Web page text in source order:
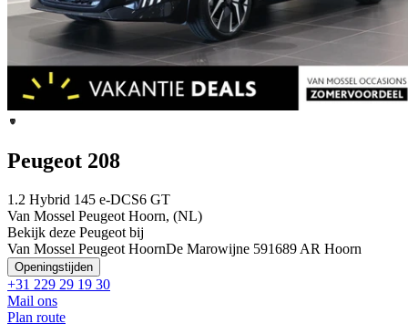
Peugeot 208
1.2 Hybrid 145 e-DCS6 GT
Van Mossel Peugeot Hoorn, (NL)
Bekijk deze Peugeot bij
Van Mossel Peugeot HoornDe Marowijne 591689 AR Hoorn
Openingstijden
+31 229 29 19 30
Mail ons
Plan route